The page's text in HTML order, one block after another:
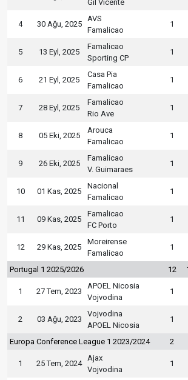
Gil Vicente
4 30 Ağu, 2025
AVS
Famalicao
1
5 13 Eyl, 2025
Famalicao
Sporting CP
1
6 21 Eyl, 2025
Casa Pia
Famalicao
1
7 28 Eyl, 2025
Famalicao
Rio Ave
1
8 05 Eki, 2025
Arouca
Famalicao
1
9 26 Eki, 2025
Famalicao
V. Guimaraes
1
10 01 Kas, 2025
Nacional
Famalicao
1
11 09 Kas, 2025
Famalicao
FC Porto
1
12 29 Kas, 2025
Moreirense
Famalicao
1
Portugal 1 2025/2026 12
1 27 Tem, 2023
APOEL Nicosia
Vojvodina
1
2 03 Ağu, 2023
Vojvodina
APOEL Nicosia
1
Europa Conference League 1 2023/2024 2
1 25 Tem, 2024
Ajax
Vojvodina
1